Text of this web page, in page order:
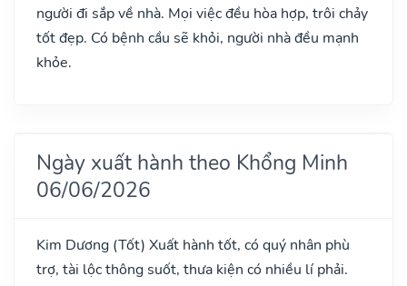
người đi sắp về nhà. Mọi việc đều hòa hợp, trôi chảy
tốt đẹp. Có bệnh cầu sẽ khỏi, người nhà đều mạnh
khỏe.
Ngày xuất hành theo Khổng Minh
06/06/2026
Kim Dương (Tốt) Xuất hành tốt, có quý nhân phù
trợ, tài lộc thông suốt, thưa kiện có nhiều lí phải.